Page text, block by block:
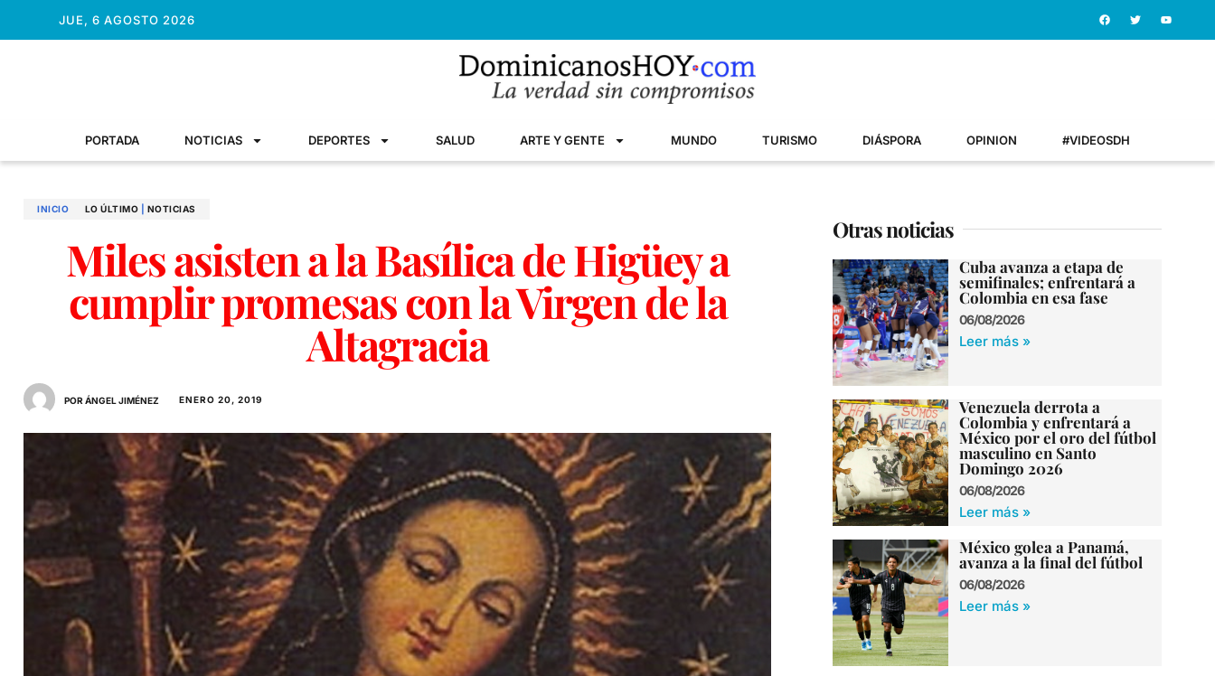
JUE, 6 AGOSTO 2026
PORTADA NOTICIAS DEPORTES SALUD ARTE Y GENTE MUNDO TURISMO DIÁSPORA OPINION #VIDEOSDH
INICIO LO ÚLTIMO NOTICIAS
Miles asisten a la Basílica de Higüey a
cumplir promesas con la Virgen de la
Altagracia
POR ÁNGEL JIMÉNEZ ENERO 20, 2019
Otras noticias
Cuba avanza a etapa de
semifinales; enfrentará a
Colombia en esa fase
06/08/2026
Leer más »
Venezuela derrota a
Colombia y enfrentará a
México por el oro del fútbol
masculino en Santo
Domingo 2026
06/08/2026
Leer más »
México golea a Panamá,
avanza a la final del fútbol
06/08/2026
Leer más »